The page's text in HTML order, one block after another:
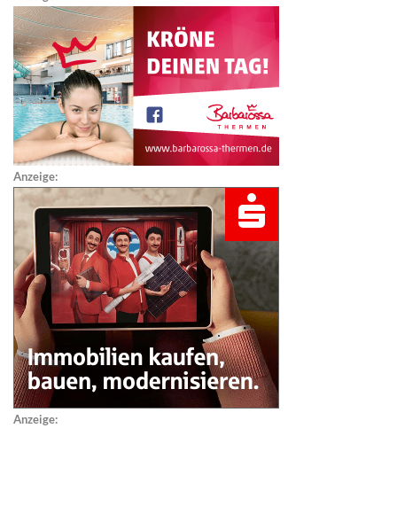
Anzeige:
Anzeige: